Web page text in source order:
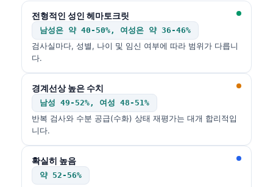
전형적인 성인 헤마토크릿
남성은 약 40-50%, 여성은 약 36-46%
검사실마다, 성별, 나이 및 임신 여부에 따라 범위가 다릅니
다.
경계선상 높은 수치
남성 49-52%, 여성 48-51%
반복 검사와 수분 공급(수화) 상태 재평가는 대개 합리적입
니다.
확실히 높음
약 52-56%